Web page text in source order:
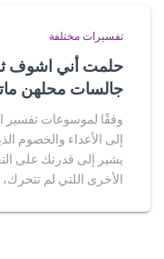
تفسيرات مختلفة
حلمت أني اشوف
جالسات محلهن
وفقًا لموسوعات تفسير
إلى الأعداء والخصوم
يشير إلى قدرتك على
الأخرى اللتي لم